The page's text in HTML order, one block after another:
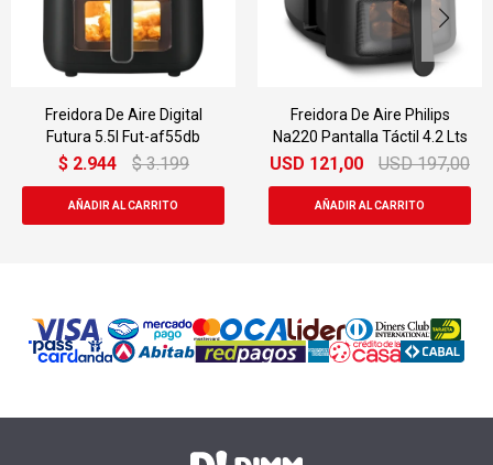
Freidora De Aire Digital
Futura 5.5l Fut-af55db
$ 2.944 $ 3.199
Freidora De Aire Philips
Na220 Pantalla Táctil 4.2 Lts
USD 121,00 USD 197,00